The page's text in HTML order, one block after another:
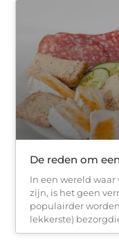
De reden om
In een wereld
zijn, is het geen
populairder
lekkerste)